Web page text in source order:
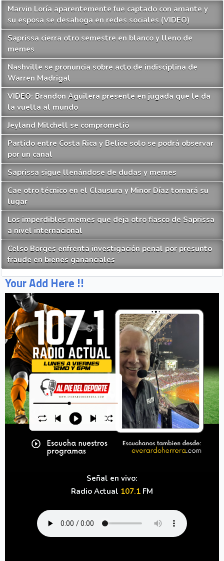
Marvin Loría aparentemente fue captado con amante y
su esposa se desahoga en redes sociales (VIDEO)
Saprissa cierra otro semestre en blanco y lleno de
memes
Nashville se pronuncia sobre acto de indisciplina de
Warren Madrigal
VIDEO: Brandon Aguilera presente en jugada que le da
la vuelta al mundo
Jeyland Mitchell se comprometió
Partido entre Costa Rica y Belice solo se podrá observar
por un canal
Saprissa sigue llenándose de dudas y memes
Cae otro técnico en el Clausura y Minor Díaz tomará su
lugar
Los imperdibles memes que deja otro fiasco de Saprissa
a nivel internacional
Celso Borges enfrenta investigación penal por presunto
fraude en bienes gananciales
Your Add Here !!
Señal en vivo:
Radio Actual 107.1 FM